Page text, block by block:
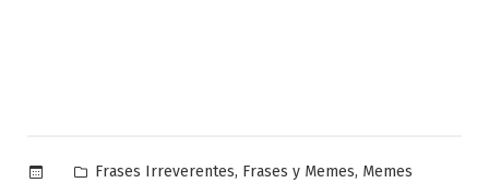
Publicado
Frases Irreverentes, Frases y Memes, Memes